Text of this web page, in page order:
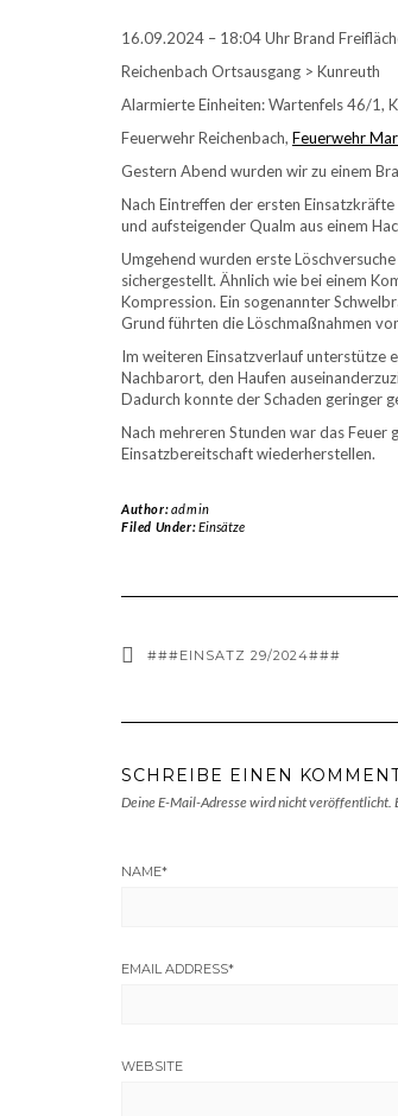
16.09.2024 – 18:04 Uhr Brand
Reichenbach Ortsausgang > Kunreuth
Alarmierte Einheiten: Wartenfels 46/1,
Feuerwehr Reichenbach, Feuerwehr
Gestern Abend wurden wir zu einem
Nach Eintreffen der ersten
und aufsteigender Qualm aus einem
Umgehend wurden erste
sichergestellt. Ähnlich wie bei einem
Kompression. Ein sogenannter
Grund führten die Löschmaßnahmen
Im weiteren Einsatzverlauf unterstütze
Nachbarort, den Haufen
Dadurch konnte der Schaden geringer
Nach mehreren Stunden war das
Einsatzbereitschaft wiederherstellen.
Author:admin
Filed Under:Einsätze
###EINSATZ 29/2024###
SCHREIBE EINEN
Deine E-Mail-Adresse wird nicht veröffentlicht.
NAME*
EMAIL ADDRESS*
WEBSITE